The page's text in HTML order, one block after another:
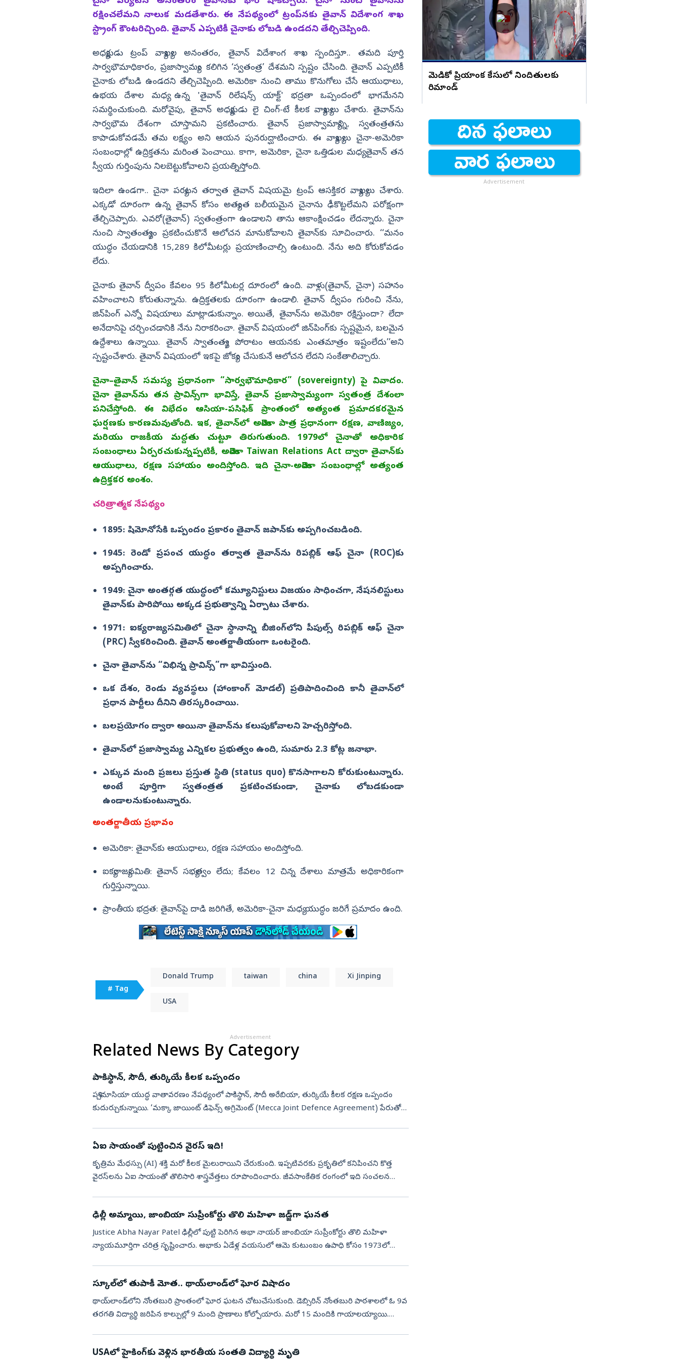
విజయనగరం
పార్వతీపురం మన్యం
పశ్చిమ గోదావరి
ఏలూరు
వైఎస్సార్
అన్నమయ్య
నిజామాబాద్
కామారెడ్డి
రంగారెడ్డి
వికారాబాద్
వరంగల్
హన్మకొండ
జనగాం
జయశంకర్
మహబూబాబాద్
ములుగు
రక్షించలేమని నాలుక మడతేశారు. ఈ నేపథ్యంలో ట్రంప్‌నకు తైవాన్ విదేశాంగ శాఖ
స్ట్రాంగ్‌ కౌంటరిచ్చింది. తైవాన్ ఎప్పటికీ చైనాకు లోబడి ఉండదని తేల్చిచెప్పింది.
అధ్యక్షుడు ట్రంప్‌ వ్యాఖ్యల అనంతరం, తైవాన్ విదేశాంగ శాఖ స్పందిస్తూ.. తమది పూర్తి
సార్వభౌమాధికారం, ప్రజాస్వామ్యం కలిగిన ‘స్వతంత్ర’ దేశమని స్పష్టం చేసింది. తైవాన్ ఎప్పటికీ
చైనాకు లోబడి ఉండదని తేల్చిచెప్పింది. అమెరికా నుంచి తాము కొనుగోలు చేసే ఆయుధాలు,
ఉభయ దేశాల మధ్య ఉన్న 'తైవాన్ రిలేషన్స్ యాక్ట్' భద్రతా ఒప్పందంలో భాగమేనని
సమర్థించుకుంది. మరోవైపు, తైవాన్‌ అధ్యక్షుడు లై చింగ్-టే కీలక వ్యాఖ్యలు చేశారు. తైవాన్‌ను
సార్వభౌమ దేశంగా చూస్తామని ప్రకటించారు. తైవాన్ ప్రజాస్వామ్యాన్ని, స్వతంత్రతను
కాపాడుకోవడమే తమ లక్ష్యం అని ఆయన పునరుద్ఘాటించారు. ఈ వ్యాఖ్యలు చైనా-అమెరికా
సంబంధాల్లో ఉద్రిక్తతను మరింత పెంచాయి. కాగా, అమెరికా, చైనా ఒత్తిడుల మధ్య తైవాన్ తన
స్వీయ గుర్తింపును నిలబెట్టుకోవాలని ప్రయత్నిస్తోంది.
ఇదిలా ఉండగా.. చైనా పర్యటన తర్వాత తైవాన్‌ విషయమై ట్రంప్‌ ఆసక్తికర వ్యాఖ్యలు చేశారు.
ఎక్కడో దూరంగా ఉన్న తైవాన్‌ కోసం అత్యంత బలీయమైన చైనాను ఢీకొట్టలేమని పరోక్షంగా
తేల్చిచెప్పారు. ఎవరో(తైవాన్‌) స్వతంత్రంగా ఉండాలని తాను ఆకాంక్షించడం లేదన్నారు. చైనా
నుంచి స్వాతంత్య్రం ప్రకటించుకొనే ఆలోచన మానుకోవాలని తైవాన్‌కు సూచించారు. ‘‘మనం
యుద్ధం చేయడానికి 15,289 కిలోమీటర్లు ప్రయాణించాల్సి ఉంటుంది. నేను అది కోరుకోవడం
లేదు.
చైనాకు తైవాన్‌ ద్వీపం కేవలం 95 కిలోమీటర్ల దూరంలో ఉంది. వాళ్లు(తైవాన్, చైనా) సహనం
వహించాలని కోరుతున్నాను. ఉద్రిక్తతలకు దూరంగా ఉండాలి. తైవాన్‌ ద్వీపం గురించి నేను,
జిన్‌పింగ్‌ ఎన్నో విషయాలు మాట్లాడుకున్నాం. అయితే, తైవాన్‌ను అమెరికా రక్షిస్తుందా? లేదా
అనేదానిపై చర్చించడానికి నేను నిరాకరించా. తైవాన్‌ విషయంలో జిన్‌పింగ్‌కు స్పష్టమైన, బలమైన
ఉద్దేశాలు ఉన్నాయి. తైవాన్‌ స్వాతంత్య్ర పోరాటం ఆయనకు ఎంతమాత్రం ఇష్టంలేదు’’అని
స్పష్టంచేశారు. తైవాన్‌ విషయంలో ఇకపై జోక్యం చేసుకునే ఆలోచన లేదని సంకేతాలిచ్చారు.
చైనా–తైవాన్ సమస్య ప్రధానంగా “సార్వభౌమాధికార” (sovereignty) పై వివాదం.
చైనా తైవాన్‌ను తన ప్రావిన్స్‌గా భావిస్తే, తైవాన్ ప్రజాస్వామ్యంగా స్వతంత్ర దేశంలా
పనిచేస్తోంది. ఈ విభేదం ఆసియా-పసిఫిక్ ప్రాంతంలో అత్యంత ప్రమాదకరమైన
ఘర్షణకు కారణమవుతోంది. ఇక, తైవాన్‌లో అమెరికా పాత్ర ప్రధానంగా రక్షణ, వాణిజ్యం,
మరియు రాజకీయ మద్దతు చుట్టూ తిరుగుతుంది. 1979లో చైనాతో అధికారిక
సంబంధాలు ఏర్పరచుకున్నప్పటికీ, అమెరికా Taiwan Relations Act ద్వారా తైవాన్‌కు
ఆయుధాలు, రక్షణ సహాయం అందిస్తోంది. ఇది చైనా-అమెరికా సంబంధాల్లో అత్యంత
ఉద్రిక్తకర అంశం.
చరిత్రాత్మక నేపథ్యం
1895: షిమోనోసేకి ఒప్పందం ప్రకారం తైవాన్ జపాన్‌కు అప్పగించబడింది.
1945: రెండో ప్రపంచ యుద్ధం తర్వాత తైవాన్‌ను రిపబ్లిక్ ఆఫ్ చైనా (ROC)కు
అప్పగించారు.
1949: చైనా అంతర్గత యుద్ధంలో కమ్యూనిస్టులు విజయం సాధించగా, నేషనలిస్టులు
తైవాన్‌కు పారిపోయి అక్కడ ప్రభుత్వాన్ని ఏర్పాటు చేశారు.
1971: ఐక్యరాజ్యసమితిలో చైనా స్థానాన్ని బీజింగ్‌లోని పీపుల్స్ రిపబ్లిక్ ఆఫ్ చైనా
(PRC) స్వీకరించింది. తైవాన్ అంతర్జాతీయంగా ఒంటరైంది.
చైనా తైవాన్‌ను “విభిన్న ప్రావిన్స్”గా భావిస్తుంది.
ఒక దేశం, రెండు వ్యవస్థలు (హాంకాంగ్ మోడల్) ప్రతిపాదించింది కానీ తైవాన్‌లో
ప్రధాన పార్టీలు దీనిని తిరస్కరించాయి.
బలప్రయోగం ద్వారా అయినా తైవాన్‌ను కలుపుకోవాలని హెచ్చరిస్తోంది.
తైవాన్‌లో ప్రజాస్వామ్య ఎన్నికల ప్రభుత్వం ఉంది, సుమారు 2.3 కోట్ల జనాభా.
ఎక్కువ మంది ప్రజలు ప్రస్తుత స్థితి (status quo) కొనసాగాలని కోరుకుంటున్నారు.
అంటే పూర్తిగా స్వతంత్రత ప్రకటించకుండా, చైనాకు లోబడకుండా
ఉండాలనుకుంటున్నారు.
అంతర్జాతీయ ప్రభావం
అమెరికా: తైవాన్‌కు ఆయుధాలు, రక్షణ సహాయం అందిస్తోంది.
ఐక్యరాజ్యసమితి: తైవాన్ సభ్యత్వం లేదు; కేవలం 12 చిన్న దేశాలు మాత్రమే అధికారికంగా
గుర్తిస్తున్నాయి.
ప్రాంతీయ భద్రత: తైవాన్‌పై దాడి జరిగితే, అమెరికా-చైనా మధ్య యుద్ధం జరిగే ప్రమాదం ఉంది.
# Tag
Donald Trump taiwan china Xi Jinping
USA
Advertisement
Related News By Category
పాకిస్థాన్‌, సౌదీ, తుర్కియే కీలక ఒప్పందం
పశ్చిమాసియా యుద్ధ వాతావరణం నేపథ్యంలో పాకిస్థాన్, సౌదీ అరేబియా, తుర్కియే కీలక రక్షణ ఒప్పందం
కుదుర్చుకున్నాయి. ‘మక్కా జాయింట్‌ డిఫెన్స్‌ అగ్రిమెంట్‌ (Mecca Joint Defence Agreement) పేరుతో
ఏఐ సాయంతో పుట్టించిన వైరస్‌ ఇది!
కృత్రిమ మేధస్సు (AI) శక్తి మరో కీలక మైలురాయిని చేరుకుంది. ఇప్పటివరకు ప్రకృతిలో కనిపించని కొత్త
వైరస్‌లను ఏఐ సాయంతో తొలిసారి శాస్త్రవేత్తలు రూపొందించారు. జీవసాంకేతిక రంగంలో ఇది సంచలన
ఢిల్లీ అమ్మాయి, జాంబియా సుప్రీంకోర్టు తొలి మహిళా జడ్జ్‌గా ఘనత
Justice Abha Nayar Patel ఢిల్లీలో పుట్టి పెరిగిన అభా నాయర్‌ జాంబియా సుప్రీంకోర్టు తొలి మహిళా
న్యాయమూర్తిగా చరిత్ర సృష్టించారు. అభాకు ఏడేళ్ల వయసులో ఆమె కుటుంబం ఉపాధి కోసం 1973లో
స్కూల్‌లో తుపాకీ మోత.. థాయ్‌లాండ్‌లో ఘోర విషాదం
థాయ్‌లాండ్‌లోని నోంతబురి ప్రాంతంలో ఘోర ఘటన చోటుచేసుకుంది. డెబ్సిరిన్‌ నోంతబురి పాఠశాలలో ఓ 9వ
తరగతి విద్యార్థి జరిపిన కాల్పుల్లో 9 మంది ప్రాణాలు కోల్పోయారు. మరో 15 మందికి గాయాలయ్యాయి.
USAలో హైకింగ్‌కు వెళ్లిన భారతీయ సంతతి విద్యార్థి మృతి
మెడికో ప్రియాంక కేసులో నిందితులకు
రిమాండ్
Advertisement